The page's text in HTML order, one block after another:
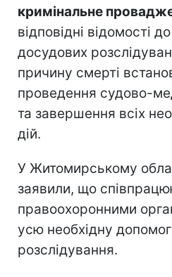
кримінальне
відповідні відомості
досудових
причину смерті
проведення судово-
та завершення всіх
дій.
У Житомирському
заявили, що
правоохоронними
усю необхідну
розслідування.